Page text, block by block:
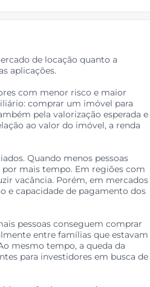
de locação quanto a
aplicações.
com menor risco e maior
comprar um imóvel para
pela valorização esperada e
ao valor do imóvel, a renda
Quando menos pessoas
mais tempo. Em regiões com
vacância. Porém, em mercados
e capacidade de pagamento dos
pessoas conseguem comprar
entre famílias que estavam
mesmo tempo, a queda da
para investidores em busca de